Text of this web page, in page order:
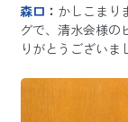
森口 ： かしこまり
グで、清水会様の
りがとうございま